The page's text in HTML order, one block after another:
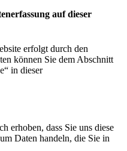
auf dieser
erfolgt durch den
können Sie dem Abschnitt
in dieser
erhoben, dass Sie uns diese
Daten handeln, die Sie in